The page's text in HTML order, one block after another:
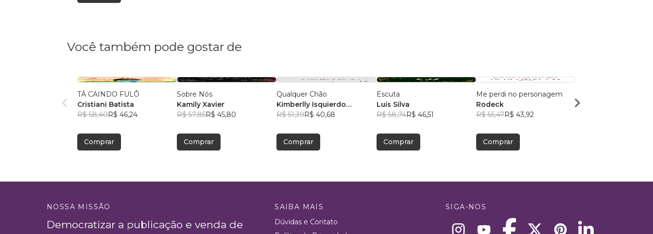
Você também pode gostar de
TÁ CAINDO FULÔ
Cristiani Batista
R$ 58,40R$ 46,24
Comprar
Sobre Nós
Kamily Xavier
R$ 57,85R$ 45,80
Comprar
Qualquer Chão
Kimberlly Isquierdo
Bongalhardo
R$ 51,39R$ 40,68
Comprar
Escuta
Luís Silva
R$ 58,74R$ 46,51
Comprar
Me perdi no personagem
Rodeck
R$ 55,47R$ 43,92
Comprar
Silêncio
NOSSA MISSÃO
Democratizar a publicação e venda de
SAIBA MAIS
Dúvidas e Contato
SIGA-NOS